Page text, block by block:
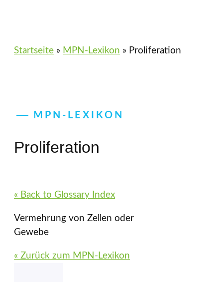
Startseite » MPN-Lexikon » Proliferation
MPN-LEXIKON
Proliferation
« Back to Glossary Index
Vermehrung von Zellen oder
Gewebe
« Zurück zum MPN-Lexikon